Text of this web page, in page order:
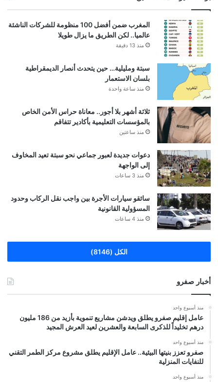
المغرب ضمن أفضل 100 منظومة للشركات الناشئة
عالميا.. لكن الطريق ما يزال طويلا
منذ 13 دقيقة
سبتة ومليلية… حين يتحدث أنصار الديمقراطية
بلسان الاستعمار
منذ ساعة واحدة
ثلاثة أشهر بلا أجور.. معاناة حراس الأمن الخاص
بالمؤسسات التعليمية بأكادير تتفاقم
منذ ساعتين
دعوات جديدة لعبور جماعي نحو سبتة تعيد المخاوف
إلى الواجهة
منذ 3 ساعات
سائقو سيارات الأجرة بين واجب نقل الركاب وحدود
المسؤولية القانونية
منذ 4 ساعات
الكل (8146)
أخبار صفرو
منذ أسبوع واحد
عامل إقليم صفرو يطلق ويدشن مشاريع تنموية بأزيد من 186 مليون
درهم تخليداً للذكرى السابعة والعشرين لعيد العرش المجيد
منذ أسبوع واحد
صفرو تعزز بنيتها البيئية.. عامل الإقليم يطلق مشروع مركز الطمر التقني
للنفايات المنزلية
منذ أسبوع واحد